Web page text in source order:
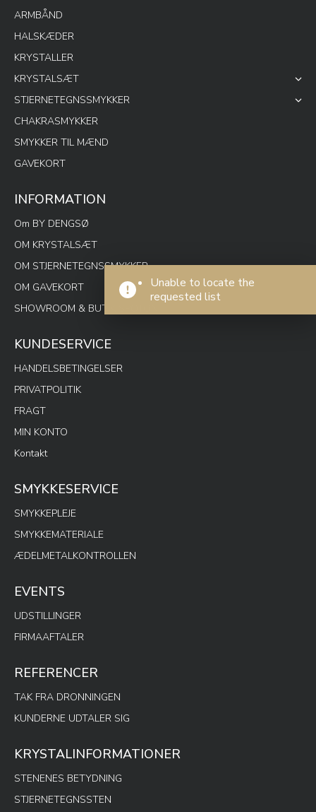
Unable to locate the
requested list
ARMBÅND
HALSKÆDER
KRYSTALLER
KRYSTALSÆT
STJERNETEGNSSMYKKER
CHAKRASMYKKER
SMYKKER TIL MÆND
GAVEKORT
INFORMATION
Om BY DENGSØ
OM KRYSTALSÆT
OM STJERNETEGNSSMYKKER
OM GAVEKORT
SHOWROOM & BUTIK SPOTON
KUNDESERVICE
HANDELSBETINGELSER
PRIVATPOLITIK
FRAGT
MIN KONTO
Kontakt
SMYKKESERVICE
SMYKKEPLEJE
SMYKKEMATERIALE
ÆDELMETALKONTROLLEN
EVENTS
UDSTILLINGER
FIRMAAFTALER
REFERENCER
TAK FRA DRONNINGEN
KUNDERNE UDTALER SIG
KRYSTALINFORMATIONER
STENENES BETYDNING
STJERNETEGNSSTEN